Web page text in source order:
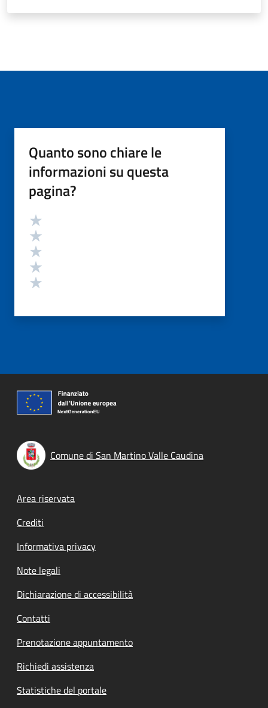
Quanto sono chiare le
informazioni su questa
pagina?
Valutazione
Comune di San Martino Valle Caudina
Footer menu
Area riservata
Crediti
Informativa privacy
Note legali
Dichiarazione di accessibilità
Contatti
Prenotazione appuntamento
Richiedi assistenza
Statistiche del portale